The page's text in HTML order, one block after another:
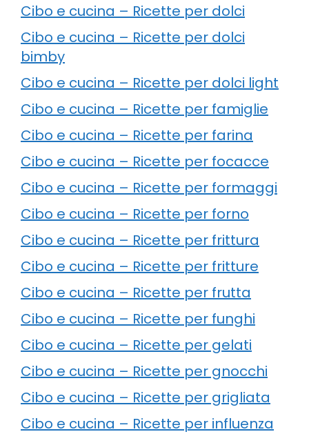
Cibo e cucina – Ricette per dolci
Cibo e cucina – Ricette per dolci
bimby
Cibo e cucina – Ricette per dolci light
Cibo e cucina – Ricette per famiglie
Cibo e cucina – Ricette per farina
Cibo e cucina – Ricette per focacce
Cibo e cucina – Ricette per formaggi
Cibo e cucina – Ricette per forno
Cibo e cucina – Ricette per frittura
Cibo e cucina – Ricette per fritture
Cibo e cucina – Ricette per frutta
Cibo e cucina – Ricette per funghi
Cibo e cucina – Ricette per gelati
Cibo e cucina – Ricette per gnocchi
Cibo e cucina – Ricette per grigliata
Cibo e cucina – Ricette per influenza